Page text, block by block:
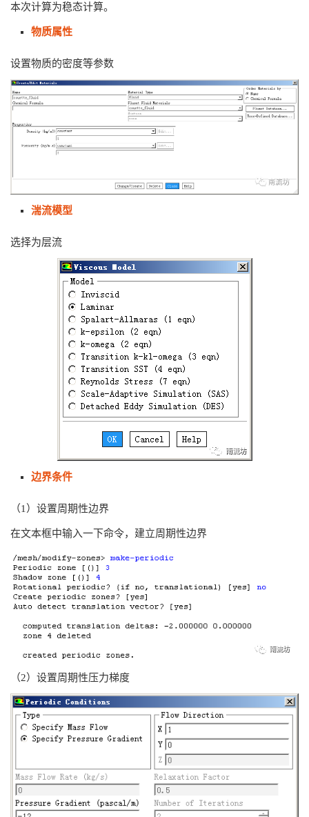
本次计算为稳态计算。
物质属性
设置物质的密度等参数
湍流模型
选择为层流
边界条件
（1）设置周期性边界
在文本框中输入一下命令，建立周期性边界
（2）设置周期性压力梯度